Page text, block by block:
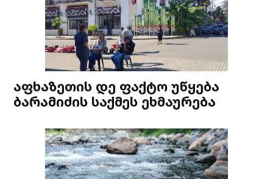
აფხაზეთის დე ფაქტო უწყება
ბარამიძის საქმეს ეხმაურება